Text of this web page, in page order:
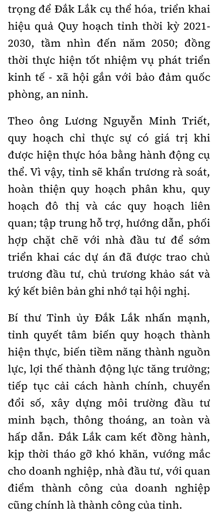
trọng để Đắk Lắk cụ thể hóa, triển khai
hiệu quả Quy hoạch tỉnh thời kỳ 2021-
2030, tầm nhìn đến năm 2050; đồng
thời thực hiện tốt nhiệm vụ phát triển
kinh tế - xã hội gắn với bảo đảm quốc
phòng, an ninh.
Theo ông Lương Nguyễn Minh Triết,
quy hoạch chỉ thực sự có giá trị khi
được hiện thực hóa bằng hành động cụ
thể. Vì vậy, tỉnh sẽ khẩn trương rà soát,
hoàn thiện quy hoạch phân khu, quy
hoạch đô thị và các quy hoạch liên
quan; tập trung hỗ trợ, hướng dẫn, phối
hợp chặt chẽ với nhà đầu tư để sớm
triển khai các dự án đã được trao chủ
trương đầu tư, chủ trương khảo sát và
ký kết biên bản ghi nhớ tại hội nghị.
Bí thư Tỉnh ủy Đắk Lắk nhấn mạnh,
tỉnh quyết tâm biến quy hoạch thành
hiện thực, biến tiềm năng thành nguồn
lực, lợi thế thành động lực tăng trưởng;
tiếp tục cải cách hành chính, chuyển
đổi số, xây dựng môi trường đầu tư
minh bạch, thông thoáng, an toàn và
hấp dẫn. Đắk Lắk cam kết đồng hành,
kịp thời tháo gỡ khó khăn, vướng mắc
cho doanh nghiệp, nhà đầu tư, với quan
điểm thành công của doanh nghiệp
cũng chính là thành công của tỉnh.